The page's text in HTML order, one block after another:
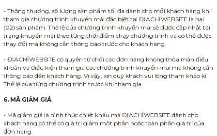
- Thông thường, số lượng sản phẩm tối đa dành cho mỗi khách hàng khi
tham gia chương trình khuyến mãi đặc biệt tại ĐỊACHỈWEBSITE là hai
(02) sản phẩm. Thể lệ của chương trình khuyến mãi sẽ được cập nhật tại
trang khuyến mãi theo từng thời điểm chạy chương trình và có thể được
thay đổi mà không cần thông báo trước cho khách hàng.
- ĐỊACHỈWEBSITE có quyền từ chối các đơn hàng không thỏa mãn điều
khoản và điều kiện tham gia các chương trình khuyến mãi mà không cần
thông báo đến khách hàng. Vì vậy, xin quý khách vui lòng tham khảo kĩ
Thể lệ của từng chương trình trước khi tham gia.
6. MÃ GIẢM GIÁ
- Mã giảm giá là hình thức chiết khấu mà ĐỊACHỈWEBSITE dành cho
khách hàng có thể có giá trị giảm một phần hoặc toàn phần giá trị của
đơn hàng.